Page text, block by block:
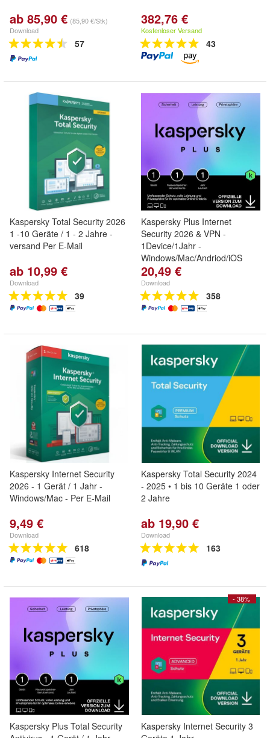
ab 85,90 € (85,90 €/Stk)
Download
57
382,76 €
Kostenloser Versand
43
Kaspersky Total Security 2026
1 -10 Geräte / 1 - 2 Jahre -
versand Per E-Mail
ab 10,99 €
Download
39
Kaspersky Plus Internet
Security 2026 & VPN -
1Device/1Jahr -
Windows/Mac/Andriod/iOS
20,49 €
Download
358
Kaspersky Internet Security
2026 - 1 Gerät / 1 Jahr -
Windows/Mac - Per E-Mail
9,49 €
Download
618
Kaspersky Total Security 2024
- 2025 • 1 bis 10 Geräte 1 oder
2 Jahre
ab 19,90 €
Download
163
Kaspersky Plus Total Security
- 38%
Kaspersky Internet Security 3